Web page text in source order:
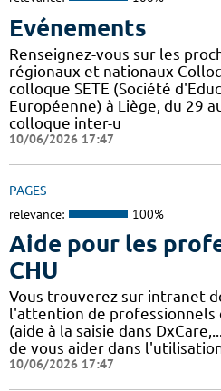
Evénements
Renseignez-vous sur les
régionaux et nationaux
colloque SETE (Société
Européenne) à Liège, du 29
colloque inter-u
10/06/2026 17:47
PAGES
relevance: 100%
Aide pour les
CHU
Vous trouverez sur intranet
l'attention de professionnels
(aide à la saisie dans
de vous aider dans
10/06/2026 17:47